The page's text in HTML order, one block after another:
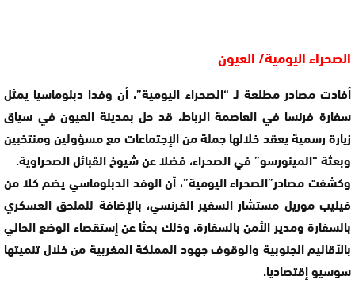
الصحراء اليومية/ العيون
أفادت مصادر مطلعة لـ “الصحراء اليومية”، أن وفدا دبلوماسيا يمثل
سفارة فرنسا في العاصمة الرباط، قد حل بمدينة العيون في سياق
زيارة رسمية يعقد خلالها جملة من الإجتماعات مع مسؤولين ومنتخبين
وبعثة “المينورسو” في الصحراء، فضلا عن شيوخ القبائل الصحراوية.
وكشفت مصادر”الصحراء اليومية”، أن الوفد الدبلوماسي يضم كلا من
فيليب موريل مستشار السفير الفرنسي، بالإضافة للملحق العسكري
بالسفارة ومدير الأمن بالسفارة، وذلك بحثا عن إستقصاء الوضع الحالي
بالأقاليم الجنوبية والوقوف جهود المملكة المغربية من خلال تنميتها
سوسيو إقتصاديا.